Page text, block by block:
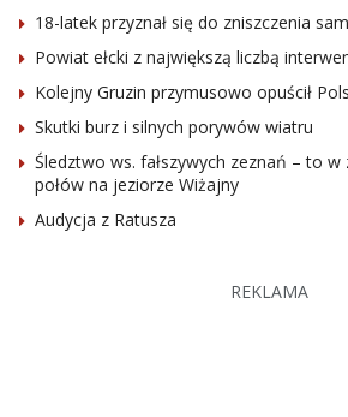
18-latek przyznał się do zniszczenia
Powiat ełcki z największą liczbą
Kolejny Gruzin przymusowo opuścił
Skutki burz i silnych porywów wiatru
Śledztwo ws. fałszywych zeznań – to
połów na jeziorze Wiżajny
Audycja z Ratusza
REKLAMA